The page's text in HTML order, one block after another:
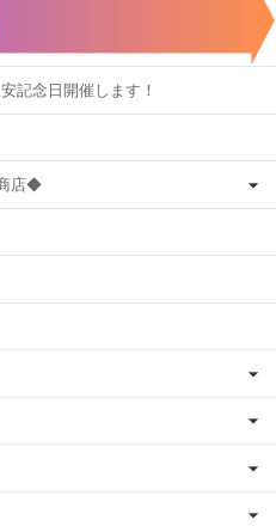
記念日開催します！
店◆